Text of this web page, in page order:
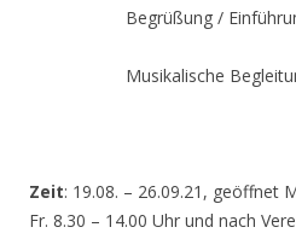
Begrüßung /
Musikalische
Zeit: 19.08. – 26.09.21, geöffnet
Fr. 8.30 – 14.00 Uhr und nach